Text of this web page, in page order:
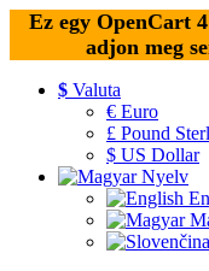
Ez egy OpenCart
adjon meg
$ Valuta
€ Euro
£ Pound
$ US Dollar
Nyelv